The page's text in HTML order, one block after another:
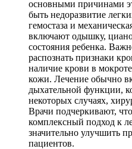
основными причинами
быть недоразвитие
гемостаза и
включают одышку,
состояния ребенка.
распознать признаки
наличие крови в
кожи. Лечение обычно
дыхательной функции,
некоторых случаях,
Врачи подчеркивают,
комплексный подход к
значительно улучшить
пациентов.